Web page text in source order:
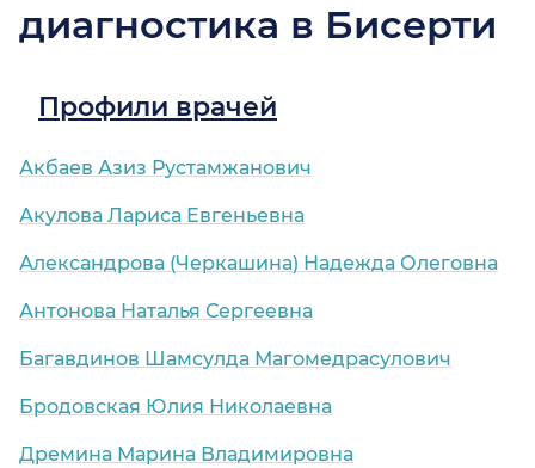
диагностика в Бисерти
Профили врачей
Акбаев Азиз Рустамжанович
Акулова Лариса Евгеньевна
Александрова (Черкашина) Надежда Олеговна
Антонова Наталья Сергеевна
Багавдинов Шамсулда Магомедрасулович
Бродовская Юлия Николаевна
Дремина Марина Владимировна